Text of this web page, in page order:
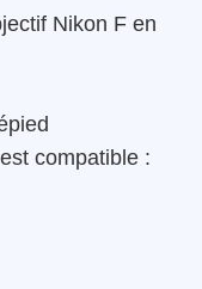
Nikon F en
compatible :